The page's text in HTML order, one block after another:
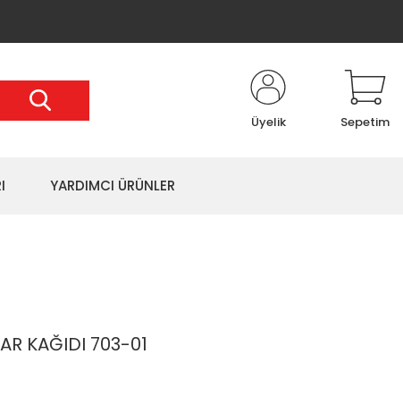
Üyelik Sepetim
YARDIMCI ÜRÜNLER
KAĞIDI 703-01